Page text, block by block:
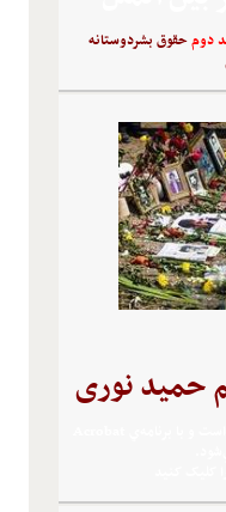
دومحقوق بشردوستانه
حمید نوری